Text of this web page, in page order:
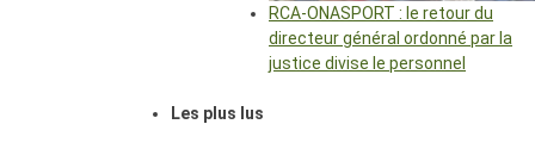
RCA-ONASPORT : le retour du
directeur général ordonné par la
justice divise le personnel
Les plus lus